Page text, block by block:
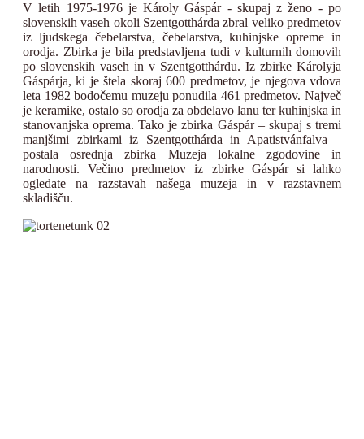
V letih 1975-1976 je Károly Gáspár - skupaj z ženo - po
slovenskih vaseh okoli Szentgotthárda zbral veliko predmetov
iz ljudskega čebelarstva, čebelarstva, kuhinjske opreme in
orodja. Zbirka je bila predstavljena tudi v kulturnih domovih
po slovenskih vaseh in v Szentgotthárdu. Iz zbirke Károlyja
Gáspárja, ki je štela skoraj 600 predmetov, je njegova vdova
leta 1982 bodočemu muzeju ponudila 461 predmetov. Največ
je keramike, ostalo so orodja za obdelavo lanu ter kuhinjska in
stanovanjska oprema. Tako je zbirka Gáspár – skupaj s tremi
manjšimi zbirkami iz Szentgotthárda in Apatistvánfalva –
postala osrednja zbirka Muzeja lokalne zgodovine in
narodnosti. Večino predmetov iz zbirke Gáspár si lahko
ogledate na razstavah našega muzeja in v razstavnem
skladišču.